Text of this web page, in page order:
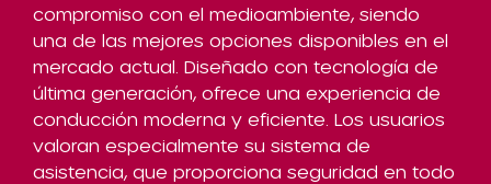
compromiso con el medioambiente, siendo
una de las mejores opciones disponibles en el
mercado actual. Diseñado con tecnología de
última generación, ofrece una experiencia de
conducción moderna y eficiente. Los usuarios
valoran especialmente su sistema de
asistencia, que proporciona seguridad en todo